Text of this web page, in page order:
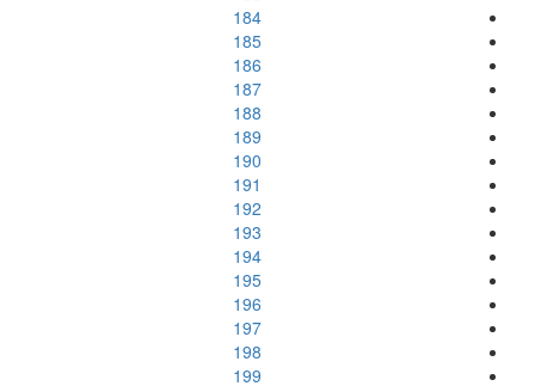
184
185
186
187
188
189
190
191
192
193
194
195
196
197
198
199